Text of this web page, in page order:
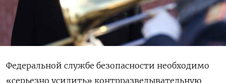
Федеральной службе безопасности необходимо
«серьезно усилить» контрразведывательную